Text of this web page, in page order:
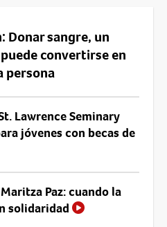
Donar sangre, un
convertirse en
persona
Lawrence Seminary
jóvenes con becas de
Paz: cuando la
solidaridad